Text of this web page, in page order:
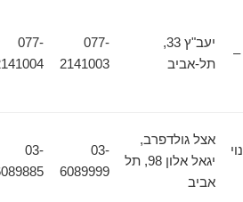
יעב"ץ 33,
תל-אביב
077-
2141003
077-
2141004
אצל גולדפרב,
יגאל אלון 98, תל
אביב
03-
6089999
03-
6089885